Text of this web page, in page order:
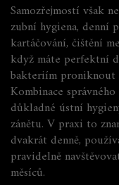
Samozřejmostí však
zubní hygiena, denní
kartáčování, čištění
když máte perfektní
bakteriím proniknout
Kombinace
důkladné ústní
zánětu. V praxi to
dvakrát denně,
pravidelně
měsíců.